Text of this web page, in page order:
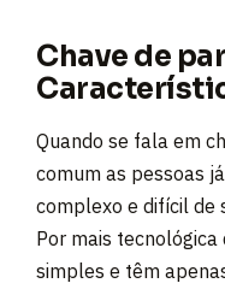
Chave de
Quando se fala em
comum as pessoas
complexo e difícil de
Por mais
simples e têm